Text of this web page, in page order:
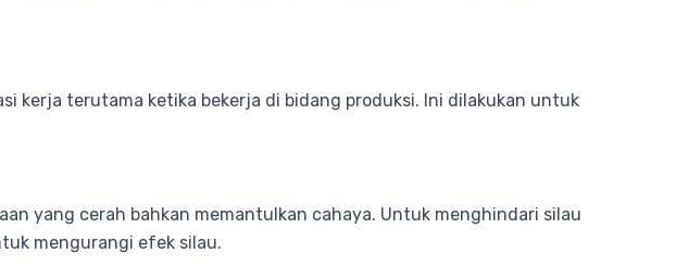
kerja terutama ketika bekerja di bidang produksi. Ini dilakukan untuk
yang cerah bahkan memantulkan cahaya. Untuk menghindari silau
mengurangi efek silau.